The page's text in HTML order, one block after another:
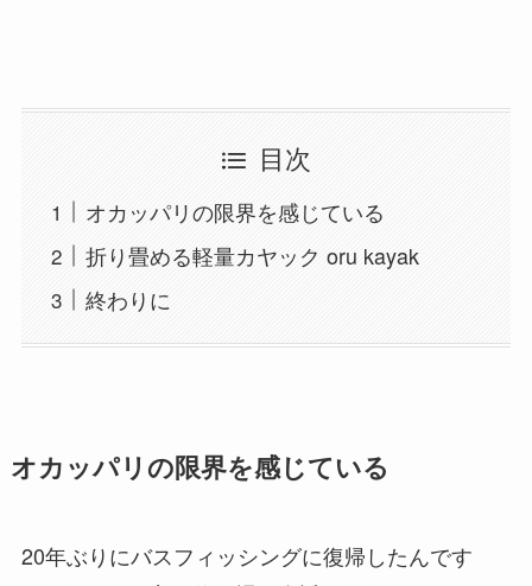
目次
オカッパリの限界を感じている
折り畳める軽量カヤック oru kayak
終わりに
オカッパリの限界を感じている
20年ぶりにバスフィッシングに復帰したんです